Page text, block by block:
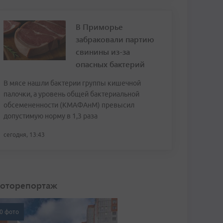
В Приморье
забраковали партию
свинины из-за
опасных бактерий
В мясе нашли бактерии группы кишечной
палочки, а уровень общей бактериальной
обсемененности (КМАФАнМ) превысил
допустимую норму в 1,3 раза
сегодня, 13:43
фото